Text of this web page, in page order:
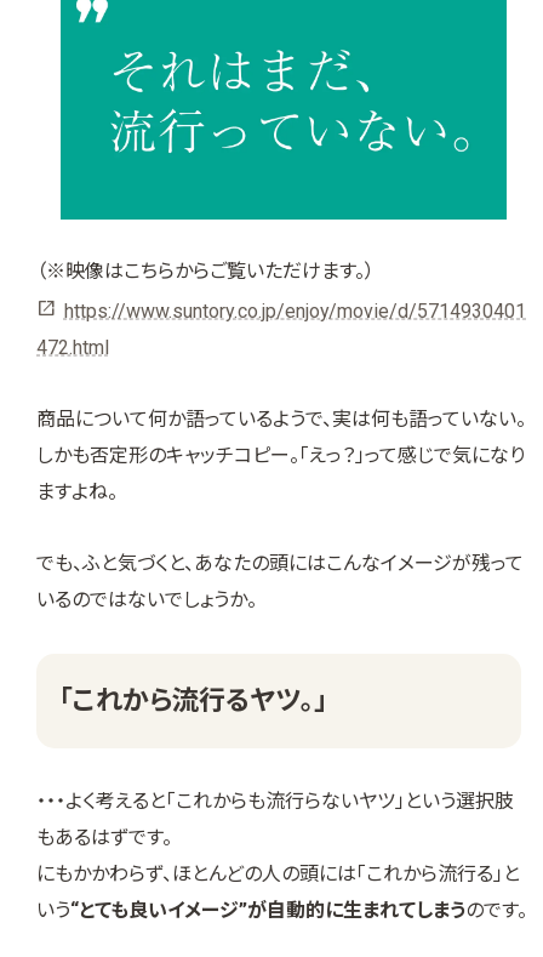
（※映像はこちらからご覧いただけます。）
https://www.suntory.co.jp/enjoy/movie/d/5714930401
472.html
商品について何か語っているようで、実は何も語っていない。
しかも否定形のキャッチコピー。「えっ？」って感じで気になり
ますよね。
でも、ふと気づくと、あなたの頭にはこんなイメージが残って
いるのではないでしょうか。
「これから流行るヤツ。」
・・・よく考えると「これからも流行らないヤツ」という選択肢
もあるはずです。
にもかかわらず、ほとんどの人の頭には「これから流行る」と
いう“とても良いイメージ”が自動的に生まれてしまうのです。